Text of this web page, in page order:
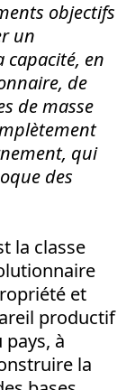
objectifs
un
capacité, en
de
de masse
qui
des
la classe
et
productif
à
la